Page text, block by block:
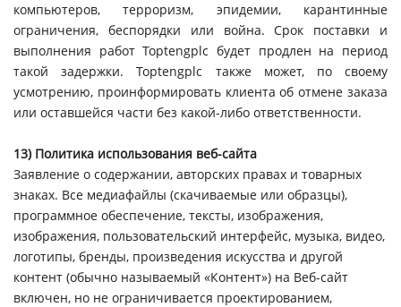
компьютеров, терроризм, эпидемии, карантинные
ограничения, беспорядки или война. Срок поставки и
выполнения работ Toptengplc будет продлен на период
такой задержки. Toptengplc также может, по своему
усмотрению, проинформировать клиента об отмене заказа
или оставшейся части без какой-либо ответственности.
13) Политика использования веб-сайта
Заявление о содержании, авторских правах и товарных
знаках. Все медиафайлы (скачиваемые или образцы),
программное обеспечение, тексты, изображения,
изображения, пользовательский интерфейс, музыка, видео,
логотипы, бренды, произведения искусства и другой
контент (обычно называемый «Контент») на Веб-сайт
включен, но не ограничивается проектированием,